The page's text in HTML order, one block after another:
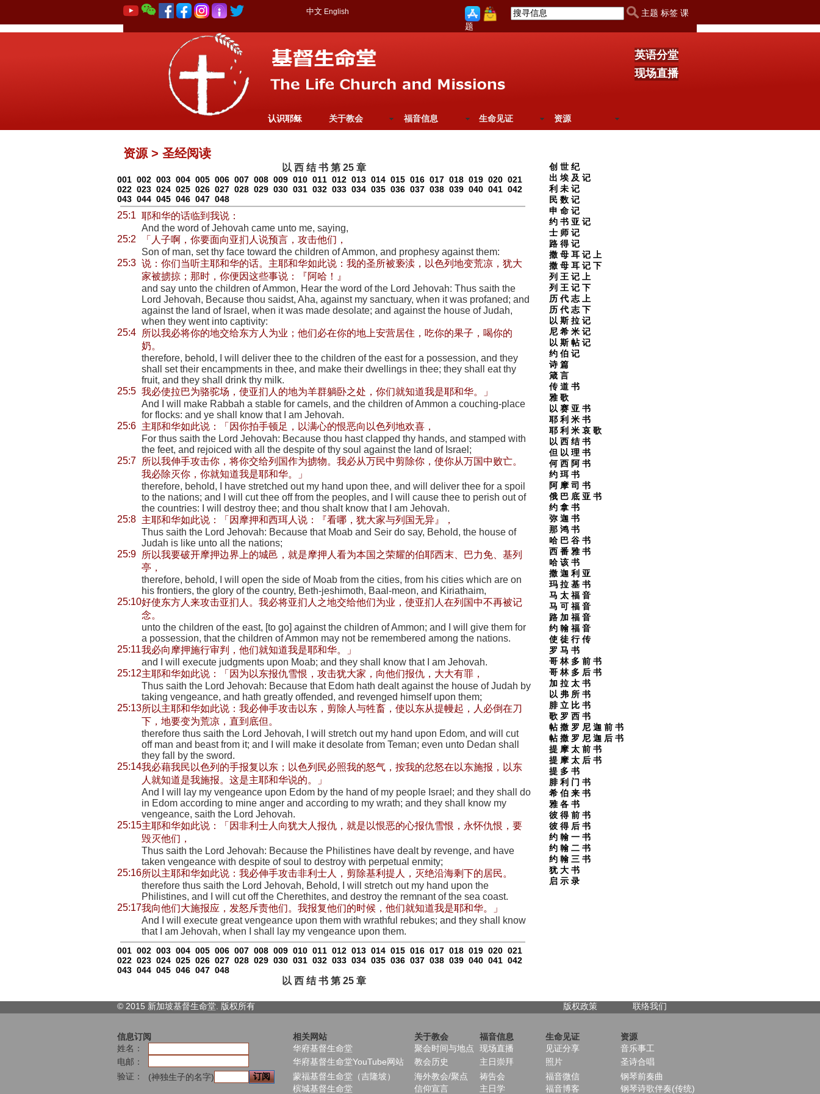
中文 English
主题 标签 课
题
英语分堂
现场直播
认识耶稣 关于教会 福音信息 生命见证 资源
资源 > 圣经阅读
创 世 纪
出 埃 及 记
利 未 记
民 数 记
申 命 记
约 书 亚 记
士 师 记
路 得 记
撒 母 耳 记 上
撒 母 耳 记 下
列 王 记 上
列 王 记 下
历 代 志 上
历 代 志 下
以 斯 拉 记
尼 希 米 记
以 斯 帖 记
约 伯 记
诗 篇
箴 言
传 道 书
雅 歌
以 赛 亚 书
耶 利 米 书
耶 利 米 哀 歌
以 西 结 书
但 以 理 书
何 西 阿 书
约 珥 书
阿 摩 司 书
俄 巴 底 亚 书
约 拿 书
弥 迦 书
那 鸿 书
哈 巴 谷 书
西 番 雅 书
哈 该 书
撒 迦 利 亚
玛 拉 基 书
马 太 福 音
马 可 福 音
路 加 福 音
约 翰 福 音
使 徒 行 传
罗 马 书
哥 林 多 前 书
哥 林 多 后 书
加 拉 太 书
以 弗 所 书
腓 立 比 书
歌 罗 西 书
帖 撒 罗 尼 迦 前 书
帖 撒 罗 尼 迦 后 书
提 摩 太 前 书
提 摩 太 后 书
提 多 书
腓 利 门 书
希 伯 来 书
雅 各 书
彼 得 前 书
彼 得 后 书
约 翰 一 书
约 翰 二 书
约 翰 三 书
犹 大 书
启 示 录
以 西 结 书 第 25 章
001 002 003 004 005 006 007 008 009 010 011 012 013 014 015 016 017 018 019 020 021
022 023 024 025 026 027 028 029 030 031 032 033 034 035 036 037 038 039 040 041 042
043 044 045 046 047 048
25:1 耶和华的话临到我说：
And the word of Jehovah came unto me, saying,
25:2
「人子啊，你要面向亚扪人说预言，攻击他们，
Son of man, set thy face toward the children of Ammon, and prophesy against them:
25:3 说：你们当听主耶和华的话。主耶和华如此说：我的圣所被亵渎，以色列地变荒凉，犹大
家被掳掠；那时，你便因这些事说：『阿哈！』
and say unto the children of Ammon, Hear the word of the Lord Jehovah: Thus saith the
Lord Jehovah, Because thou saidst, Aha, against my sanctuary, when it was profaned; and
against the land of Israel, when it was made desolate; and against the house of Judah,
when they went into captivity:
25:4
所以我必将你的地交给东方人为业；他们必在你的地上安营居住，吃你的果子，喝你的
奶。
therefore, behold, I will deliver thee to the children of the east for a possession, and they
shall set their encampments in thee, and make their dwellings in thee; they shall eat thy
fruit, and they shall drink thy milk.
25:5 我必使拉巴为骆驼场，使亚扪人的地为羊群躺卧之处，你们就知道我是耶和华。」
And I will make Rabbah a stable for camels, and the children of Ammon a couching-place
for flocks: and ye shall know that I am Jehovah.
25:6 主耶和华如此说：「因你拍手顿足，以满心的恨恶向以色列地欢喜，
For thus saith the Lord Jehovah: Because thou hast clapped thy hands, and stamped with
the feet, and rejoiced with all the despite of thy soul against the land of Israel;
25:7
所以我伸手攻击你，将你交给列国作为掳物。我必从万民中剪除你，使你从万国中败亡。
我必除灭你，你就知道我是耶和华。」
therefore, behold, I have stretched out my hand upon thee, and will deliver thee for a spoil
to the nations; and I will cut thee off from the peoples, and I will cause thee to perish out of
the countries: I will destroy thee; and thou shalt know that I am Jehovah.
25:8 主耶和华如此说：「因摩押和西珥人说：『看哪，犹大家与列国无异』，
Thus saith the Lord Jehovah: Because that Moab and Seir do say, Behold, the house of
Judah is like unto all the nations;
25:9
所以我要破开摩押边界上的城邑，就是摩押人看为本国之荣耀的伯耶西末、巴力免、基列
亭，
therefore, behold, I will open the side of Moab from the cities, from his cities which are on
his frontiers, the glory of the country, Beth-jeshimoth, Baal-meon, and Kiriathaim,
25:10好使东方人来攻击亚扪人。我必将亚扪人之地交给他们为业，使亚扪人在列国中不再被记
念。
unto the children of the east, [to go] against the children of Ammon; and I will give them for
a possession, that the children of Ammon may not be remembered among the nations.
25:11我必向摩押施行审判，他们就知道我是耶和华。」
and I will execute judgments upon Moab; and they shall know that I am Jehovah.
25:12主耶和华如此说：「因为以东报仇雪恨，攻击犹大家，向他们报仇，大大有罪，
Thus saith the Lord Jehovah: Because that Edom hath dealt against the house of Judah by
taking vengeance, and hath greatly offended, and revenged himself upon them;
25:13所以主耶和华如此说：我必伸手攻击以东，剪除人与牲畜，使以东从提幔起，人必倒在刀
下，地要变为荒凉，直到底但。
therefore thus saith the Lord Jehovah, I will stretch out my hand upon Edom, and will cut
off man and beast from it; and I will make it desolate from Teman; even unto Dedan shall
they fall by the sword.
25:14我必藉我民以色列的手报复以东；以色列民必照我的怒气，按我的忿怒在以东施报，以东
人就知道是我施报。这是主耶和华说的。」
And I will lay my vengeance upon Edom by the hand of my people Israel; and they shall do
in Edom according to mine anger and according to my wrath; and they shall know my
vengeance, saith the Lord Jehovah.
25:15主耶和华如此说：「因非利士人向犹大人报仇，就是以恨恶的心报仇雪恨，永怀仇恨，要
毁灭他们，
Thus saith the Lord Jehovah: Because the Philistines have dealt by revenge, and have
taken vengeance with despite of soul to destroy with perpetual enmity;
25:16所以主耶和华如此说：我必伸手攻击非利士人，剪除基利提人，灭绝沿海剩下的居民。
therefore thus saith the Lord Jehovah, Behold, I will stretch out my hand upon the
Philistines, and I will cut off the Cherethites, and destroy the remnant of the sea coast.
25:17我向他们大施报应，发怒斥责他们。我报复他们的时候，他们就知道我是耶和华。」
And I will execute great vengeance upon them with wrathful rebukes; and they shall know
that I am Jehovah, when I shall lay my vengeance upon them.
001 002 003 004 005 006 007 008 009 010 011 012 013 014 015 016 017 018 019 020 021
022 023 024 025 026 027 028 029 030 031 032 033 034 035 036 037 038 039 040 041 042
043 044 045 046 047 048
以 西 结 书 第 25 章
© 2015 新加坡基督生命堂. 版权所有 版权政策 联络我们
信息订阅 相关网站 关于教会 福音信息 生命见证
资源
姓名：
华府基督生命堂 聚会时间与地点 现场直播 见证分享
音乐事工
电邮：
华府基督生命堂YouTube网站 教会历史 主日崇拜 照片
圣诗合唱
验证：
(神独生子的名字) 蒙福基督生命堂（吉隆坡） 海外教会/聚点 祷告会 福音微信
钢琴前奏曲
槟城基督生命堂
信仰宣言 主日学 福音博客 钢琴诗歌伴奏(传统)